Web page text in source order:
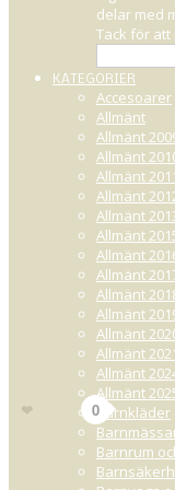
delar med
Tack för
KATEGORIER
Accesoarer
Allmänt
Allmänt
Allmänt
Allmänt
Allmänt
Allmänt
Allmänt
Allmänt
Allmänt
Allmänt
Allmänt
Allmänt
Allmänt
Allmänt
Allmänt
Barnkläder
Barnrum
OKTOBER 31, 2014 16:31
Idag blev det party på
en Tvetydig tårta med
Allt från små pluttpluttar
När vi lämnat öppna
somna. Jag har alltid
skall gå in och väcka
0
13